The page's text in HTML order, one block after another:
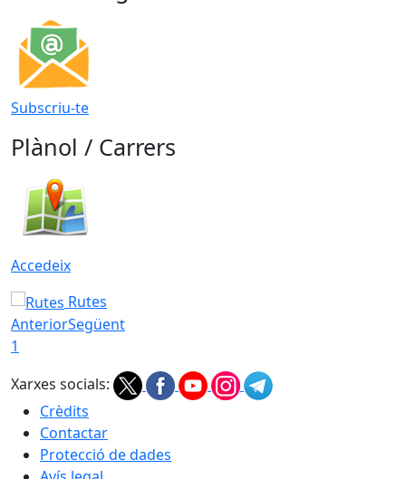
Subscriu-te
Plànol / Carrers
Accedeix
Rutes
AnteriorSegüent
1
Xarxes socials:
Crèdits
Contactar
Protecció de dades